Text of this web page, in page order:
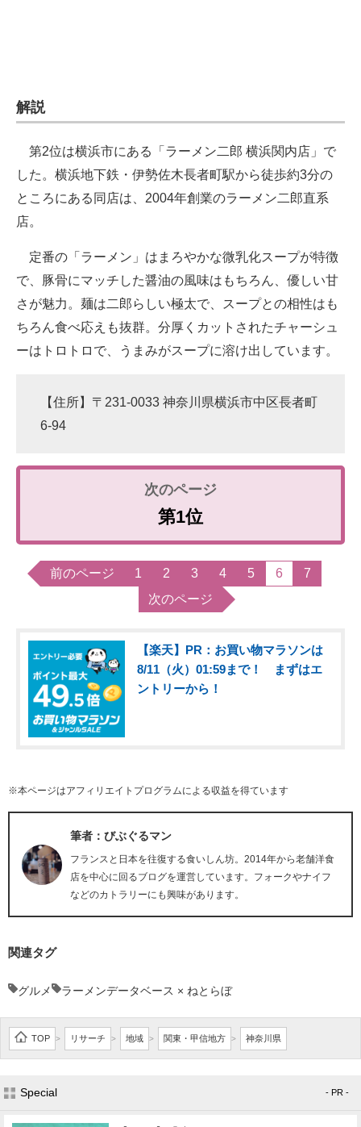
解説
第2位は横浜市にある「ラーメン二郎 横浜関内店」で
した。横浜地下鉄・伊勢佐木長者町駅から徒歩約3分の
ところにある同店は、2004年創業のラーメン二郎直系
店。
定番の「ラーメン」はまろやかな微乳化スープが特徴
で、豚骨にマッチした醤油の風味はもちろん、優しい甘
さが魅力。麺は二郎らしい極太で、スープとの相性はも
ちろん食べ応えも抜群。分厚くカットされたチャーシュ
ーはトロトロで、うまみがスープに溶け出しています。
【住所】〒231-0033 神奈川県横浜市中区長者町
6-94
第1位
前のページ 1 2 3 4 5 6
7
次のページ
【楽天】PR：お買い物マラソンは
8/11（火）01:59まで！ まずはエ
ントリーから！
※本ページはアフィリエイトプログラムによる収益を得ています
筆者：びぶぐるマン
フランスと日本を往復する食いしん坊。2014年から老舗洋食
店を中心に回るブログを運営しています。フォークやナイフ
などのカトラリーにも興味があります。
関連タグ
グルメ ラーメンデータベース × ねとらぼ
TOP > リサーチ > 地域 > 関東・甲信地方 > 神奈川県
Special - PR -